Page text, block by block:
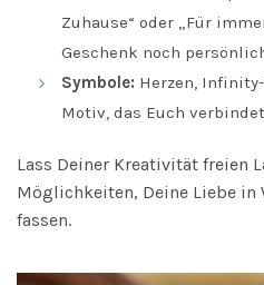
Zuhause“ oder „Für
Geschenk noch
Symbole: Herzen,
Motiv, das Euch
Lass Deiner Kreativität freien
Möglichkeiten, Deine Liebe in
fassen.